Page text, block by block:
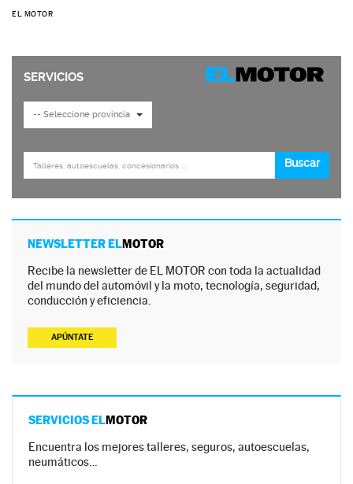
EL MOTOR
NEWSLETTER ELMOTOR
Recibe la newsletter de EL MOTOR con toda la actualidad
del mundo del automóvil y la moto, tecnología, seguridad,
conducción y eficiencia.
APÚNTATE
SERVICIOS ELMOTOR
Encuentra los mejores talleres, seguros, autoescuelas,
neumáticos…